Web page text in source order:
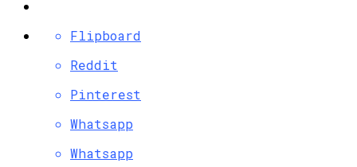
Flipboard
Reddit
Pinterest
Whatsapp
Whatsapp